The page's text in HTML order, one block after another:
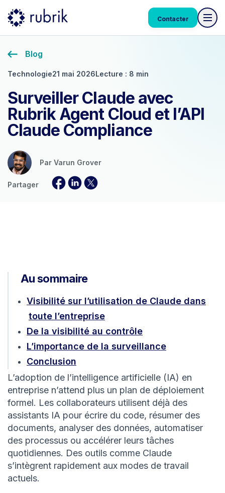
Contacter
Blog
Technologie21 mai 2026Lecture : 8 min
Surveiller Claude avec
Rubrik Agent Cloud et l’API
Claude Compliance
Par Varun Grover
Partager
Au sommaire
Visibilité sur l’utilisation de Claude dans
toute l’entreprise
De la visibilité au contrôle
L’importance de la surveillance
Conclusion
L’adoption de l’intelligence artificielle (IA) en
entreprise n’attend plus un plan de déploiement
formel. Les collaborateurs utilisent déjà des
assistants IA pour écrire du code, résumer des
documents, analyser des données, automatiser
des processus ou accélérer leurs tâches
quotidiennes. Des outils comme Claude
s’intègrent rapidement aux modes de travail
actuels.